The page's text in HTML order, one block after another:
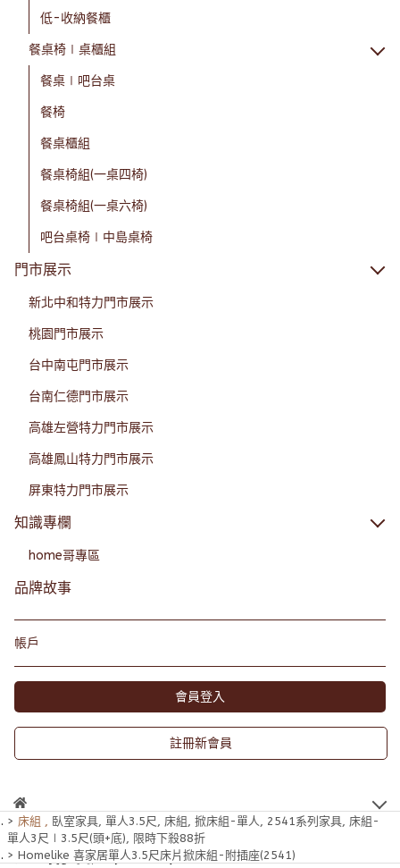
低-收納餐櫃
餐桌椅∣桌櫃組
餐桌∣吧台桌
餐椅
餐桌櫃組
餐桌椅組(一桌四椅)
餐桌椅組(一桌六椅)
吧台桌椅∣中島桌椅
門市展示
新北中和特力門市展示
桃園門市展示
台中南屯門市展示
台南仁德門市展示
高雄左營特力門市展示
高雄鳳山特力門市展示
屏東特力門市展示
知識專欄
home哥專區
品牌故事
帳戶
會員登入
註冊新會員
床組 , 臥室家具, 單人3.5尺 , 床組 , 掀床組-單人, 2541系列家具, 床組-
單人3尺∣3.5尺(頭+底), 限時下殺88折
Homelike 喜家居單人3.5尺床片掀床組-附插座(2541)
Homelike 喜家居單人3.5尺床片掀床
組-附插座(2541)